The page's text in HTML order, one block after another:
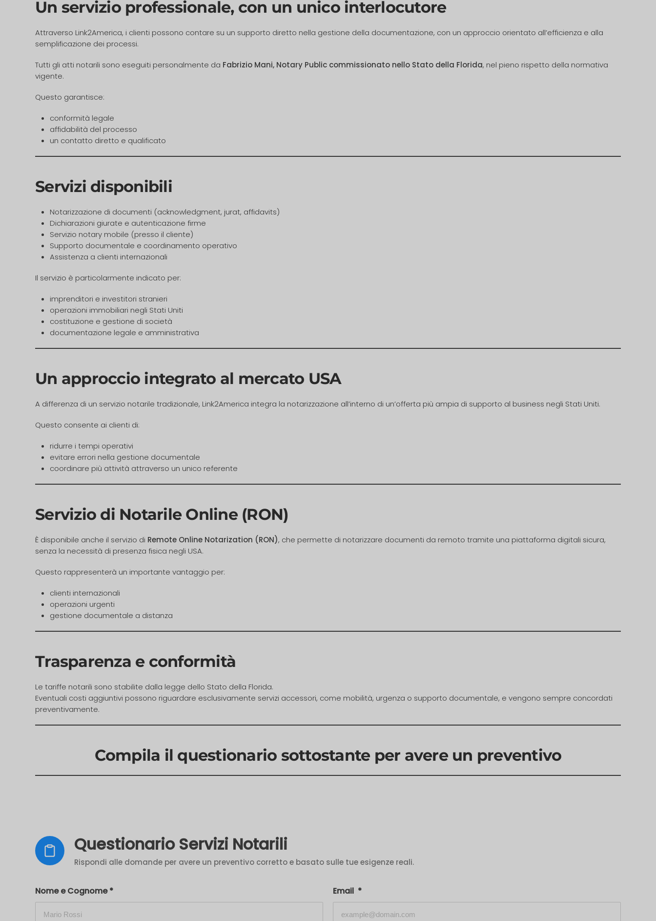
Un servizio professionale, con un unico interlocutore
Attraverso Link2America, i clienti possono contare su un supporto diretto nella gestione della documentazione, con un approccio orientato all’efficienza e alla
semplificazione dei processi.
Tutti gli atti notarili sono eseguiti personalmente da Fabrizio Mani, Notary Public commissionato nello Stato della Florida, nel pieno rispetto della normativa
vigente.
Questo garantisce:
conformità legale
affidabilità del processo
un contatto diretto e qualificato
Servizi disponibili
Notarizzazione di documenti (acknowledgment, jurat, affidavits)
Dichiarazioni giurate e autenticazione firme
Servizio notary mobile (presso il cliente)
Supporto documentale e coordinamento operativo
Assistenza a clienti internazionali
Il servizio è particolarmente indicato per:
imprenditori e investitori stranieri
operazioni immobiliari negli Stati Uniti
costituzione e gestione di società
documentazione legale e amministrativa
Un approccio integrato al mercato USA
A differenza di un servizio notarile tradizionale, Link2America integra la notarizzazione all’interno di un’offerta più ampia di supporto al business negli Stati Uniti.
Questo consente ai clienti di:
ridurre i tempi operativi
evitare errori nella gestione documentale
coordinare più attività attraverso un unico referente
Servizio di Notarile Online (RON)
È disponibile anche il servizio di Remote Online Notarization (RON), che permette di notarizzare documenti da remoto tramite una piattaforma digitali sicura,
senza la necessità di presenza fisica negli USA.
Questo rappresenterà un importante vantaggio per:
clienti internazionali
operazioni urgenti
gestione documentale a distanza
Trasparenza e conformità
Le tariffe notarili sono stabilite dalla legge dello Stato della Florida.
Eventuali costi aggiuntivi possono riguardare esclusivamente servizi accessori, come mobilità, urgenza o supporto documentale, e vengono sempre concordati
preventivamente.
Compila il questionario sottostante per avere un preventivo
Questionario Servizi Notarili
Rispondi alle domande per avere un preventivo corretto e basato sulle tue esigenze reali.
Nome e Cognome* Email *